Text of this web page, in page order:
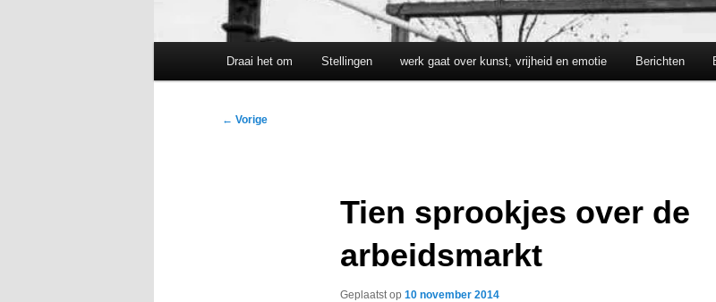
Draai het om Stellingen werk gaat over kunst, vrijheid en emotie Berichten
Bericht
← Vorige
Tien sprookjes over de
arbeidsmarkt
Geplaatst op 10 november 2014